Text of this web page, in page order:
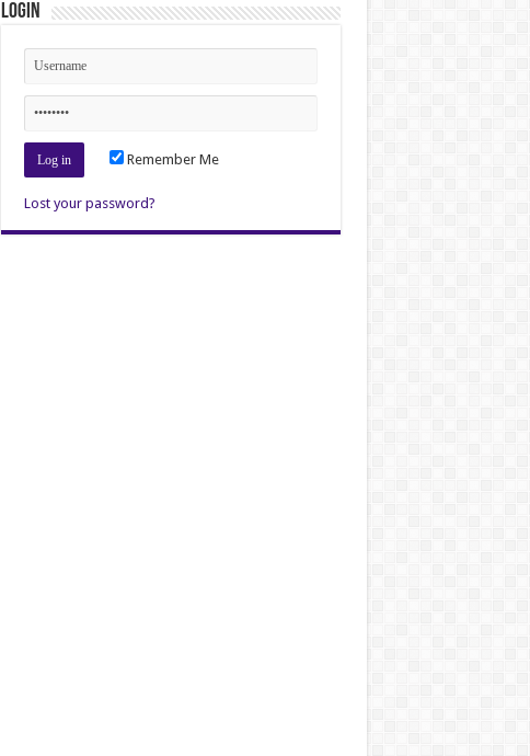
Login
Remember Me
Lost your password?